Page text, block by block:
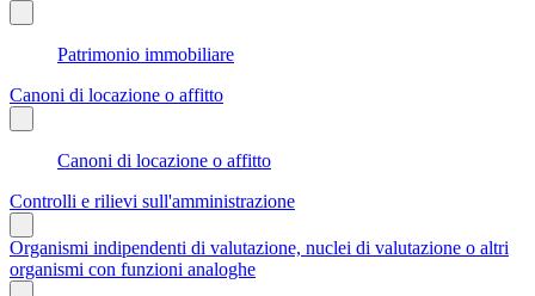
Patrimonio immobiliare
Canoni di locazione o affitto
Canoni di locazione o affitto
Controlli e rilievi sull'amministrazione
Organismi indipendenti di valutazione, nuclei di valutazione o altri
organismi con funzioni analoghe